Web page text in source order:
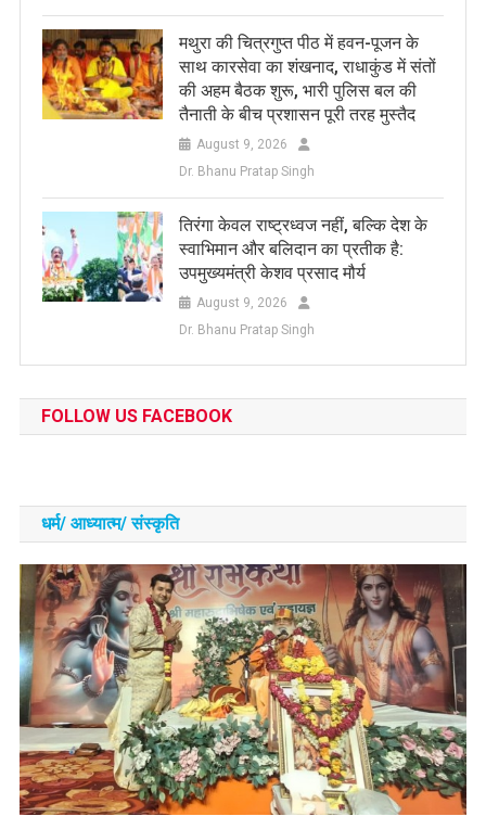
मथुरा की चित्रगुप्त पीठ में हवन-पूजन के
साथ कारसेवा का शंखनाद, राधाकुंड में संतों
की अहम बैठक शुरू, भारी पुलिस बल की
तैनाती के बीच प्रशासन पूरी तरह मुस्तैद
August 9, 2026
Dr. Bhanu Pratap Singh
तिरंगा केवल राष्ट्रध्वज नहीं, बल्कि देश के
स्वाभिमान और बलिदान का प्रतीक है:
उपमुख्यमंत्री केशव प्रसाद मौर्य
August 9, 2026
Dr. Bhanu Pratap Singh
FOLLOW US FACEBOOK
धर्म/ आध्‍यात्‍म/ संस्‍कृति